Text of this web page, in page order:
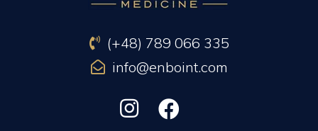
(+48) 789 066 335
info@enboint.com